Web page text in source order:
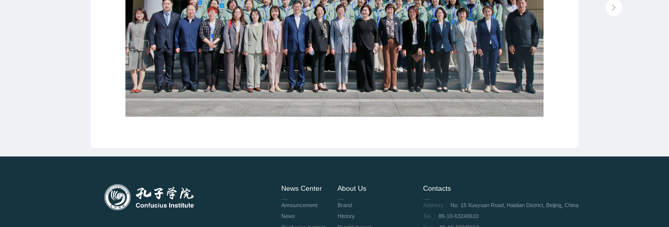
News Center
Announcement
News
About Us
Brand
History
Contacts
Address：
No. 15 Xueyuan Road, Haidian District, Beijing, China
Tel.：
86-10-63240610